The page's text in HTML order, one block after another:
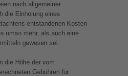
nach allgemeiner
die Einholung eines
entstandenen Kosten
umso mehr, als auch eine
gewesen sei.
die Höhe der vom
Gebühren für